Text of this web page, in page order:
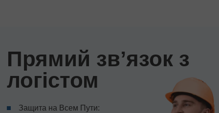
Прямий звʼязок з
логістом
Защита на Всем Пути: